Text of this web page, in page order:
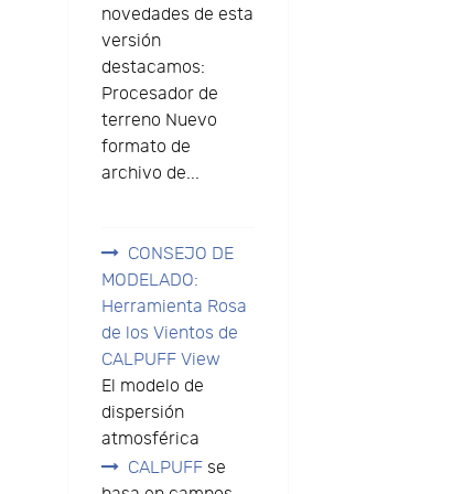
novedades de esta
versión
destacamos:
Procesador de
terreno Nuevo
formato de
archivo de...
CONSEJO DE
MODELADO:
Herramienta Rosa
de los Vientos de
CALPUFF View
El modelo de
dispersión
atmosférica
CALPUFFse